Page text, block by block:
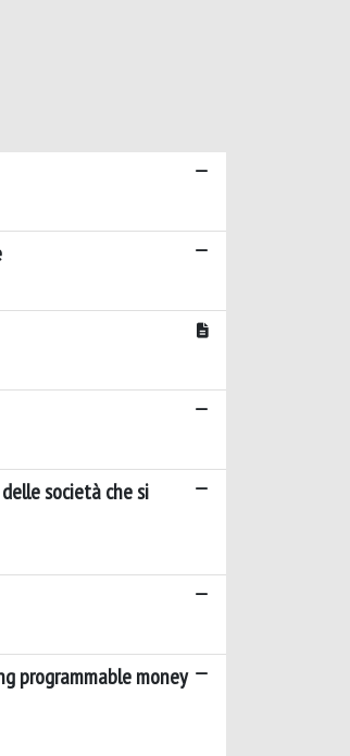
società che si
programmable money